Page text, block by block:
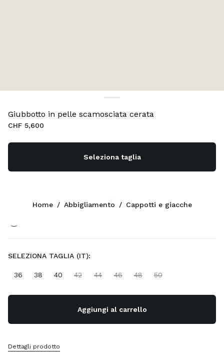
Giubbotto in pelle scamosciata cerata
CHF 5,600
Seleziona taglia
SELEZIONA TAGLIA (IT):
36 38 40 42 44 46 48 50
Aggiungi al carrello
Dettagli prodotto
Home / Abbigliamento / Cappotti e giacche
CONTATTI
+41 43 508 3668
Contatti